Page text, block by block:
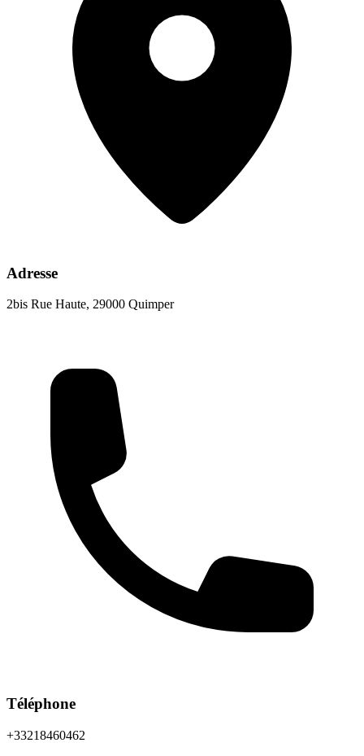
Adresse
2bis Rue Haute, 29000 Quimper
Téléphone
+33218460462